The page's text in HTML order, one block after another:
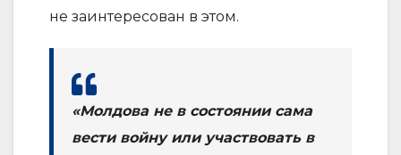
не заинтересован в этом.
«Молдова не в состоянии сама
вести войну или участвовать в